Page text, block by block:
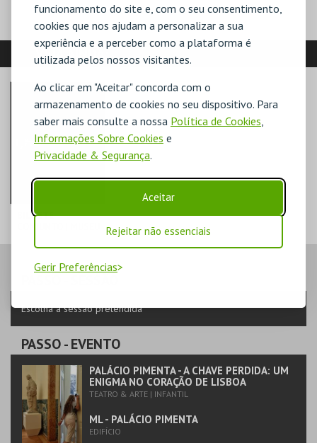
funcionamento do site e, com o seu consentimento,
cookies que nos ajudam a personalizar a sua
experiência e a perceber como a plataforma é
utilizada pelos nossos visitantes.
Ao clicar em "Aceitar" concorda com o
armazenamento de cookies no seu dispositivo. Para
saber mais consulte a nossa Política de Cookies
Informações Sobre Cookies e
Privacidade & Segurança.
Aceitar
Rejeitar não essenciais
Gerir Preferências
VEJA AINDA:
BILHETE
ML - PALÁCIO
AQUISIÇÃO
MAIS INFO
COMPRAR
Escolha a sessão pretendida
PASSO- EVENTO
PALÁCIO PIMENTA - A CHAVE PERDIDA: UM
ENIGMA NO CORAÇÃO DE LISBOA
TEATRO & ARTE | INFANTIL
ML - PALÁCIO PIMENTA
EDIFÍCIO